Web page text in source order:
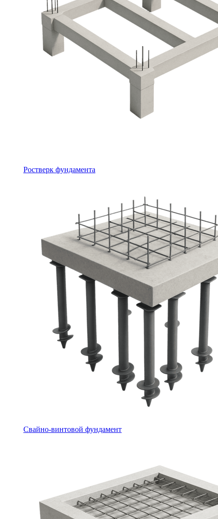
Ростверк фундамента
Свайно-винтовой фундамент